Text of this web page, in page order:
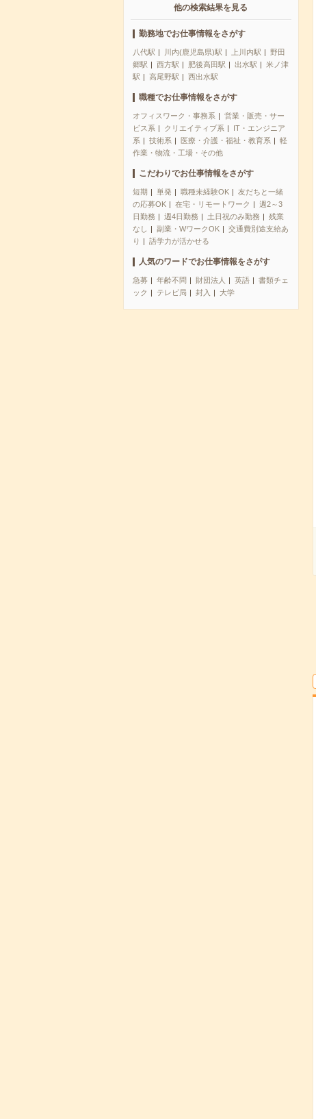
他の検索結果を見る
勤務地でお仕事情報をさがす
八代駅 川内(鹿児島県)駅 上川内駅
野田
郷駅
西方駅 肥後高田駅 出水駅
米ノ津
駅
高尾野駅 西出水駅
職種でお仕事情報をさがす
オフィスワーク・事務系
営業・販売・サー
ビス系
クリエイティブ系
IT・エンジニア
系
技術系 医療・介護・福祉・教育系
軽
作業・物流・工場・その他
こだわりでお仕事情報をさがす
短期 単発 職種未経験OK
友だちと一緒
の応募OK
在宅・リモートワーク
週2～3
日勤務
週4日勤務 土日祝のみ勤務
残業
なし
副業・WワークOK
交通費別途支給あ
り
語学力が活かせる
人気のワードでお仕事情報をさがす
急募 年齢不問 財団法人 英語
書類チェ
ック
テレビ局 封入 大学